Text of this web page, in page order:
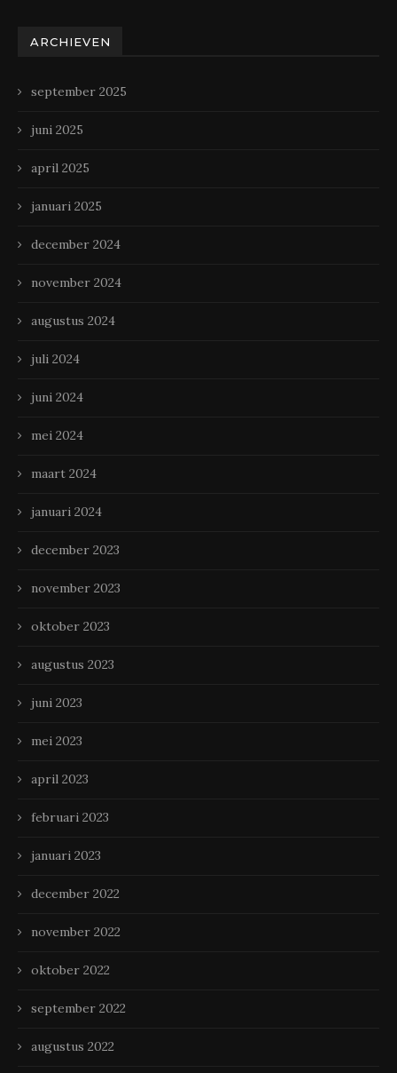
ARCHIEVEN
september 2025
juni 2025
april 2025
januari 2025
december 2024
november 2024
augustus 2024
juli 2024
juni 2024
mei 2024
maart 2024
januari 2024
december 2023
november 2023
oktober 2023
augustus 2023
juni 2023
mei 2023
april 2023
februari 2023
januari 2023
december 2022
november 2022
oktober 2022
september 2022
augustus 2022